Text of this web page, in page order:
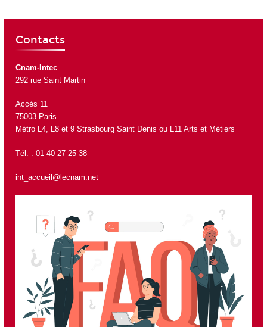
Contacts
Cnam-Intec
292 rue Saint Martin
Accès 11
75003 Paris
Métro L4, L8 et 9 Strasbourg Saint Denis ou L11 Arts et Métiers
Tél. : 01 40 27 25 38
int_accueil@lecnam.net